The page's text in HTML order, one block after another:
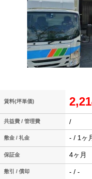
賃料(坪単価)
共益費 / 管理費 /
敷金 / 礼金 - / 1ヶ
保証金 4ヶ月
敷引 / 償却 - / -